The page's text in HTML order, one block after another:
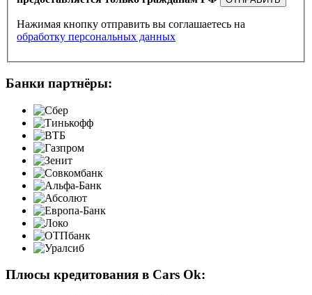
Нажимая кнопку отправить вы соглашаетесь на
обработку персональных данных
Банки партнёры:
Плюсы кредитования в Cars Ok: